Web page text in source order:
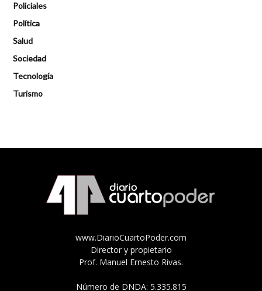
Policiales
Política
Salud
Sociedad
Tecnología
Turismo
www.DiarioCuartoPoder.com
Director y propietario
Prof. Manuel Ernesto Rivas.
Número de DNDA: 5.335.815